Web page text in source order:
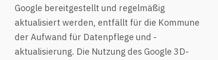
Google bereitgestellt und regelmäßig
aktualisiert werden, entfällt für die Kommune
der Aufwand für Datenpflege und -
aktualisierung. Die Nutzung des Google 3D-